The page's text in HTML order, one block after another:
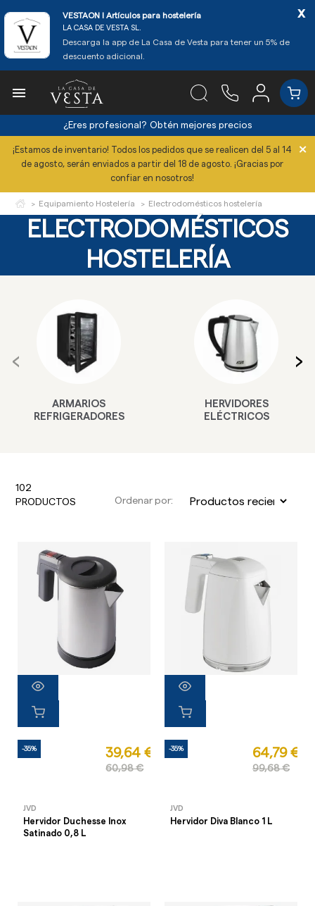
VESTAON l Artículos para hostelería
LA CASA DE VESTA SL.
Descarga la app de La Casa de Vesta para tener un 5% de
descuento adicional.
x

¿Eres profesional? Obtén mejores precios
¡Estamos de inventario! Todos los pedidos que se realicen del 5 al 14
de agosto, serán enviados a partir del 18 de agosto. ¡Gracias por
confiar en nosotros!
×
Equipamiento Hostelería Electrodomésticos hostelería
ELECTRODOMÉSTICOS
HOSTELERÍA
ARMARIOS
REFRIGERADORES
HERVIDORES
ELÉCTRICOS
‹ ›
102
PRODUCTOS
Ordenar por:
-35% 39,64 €
60,98 €
JVD
Hervidor Duchesse Inox
Satinado 0,8 L
-35% 64,79 €
99,68 €
JVD
Hervidor Diva Blanco 1 L